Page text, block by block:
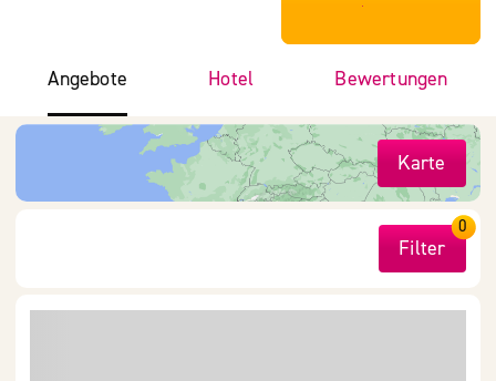
***************
Angebote Hotel Bewertungen
Karte
Filter
0